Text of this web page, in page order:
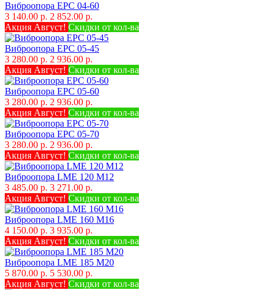
Виброопора EPC 04-60
3 140.00 р. 2 852.00 р.
Акция Август! Скидки от кол-ва
Виброопора EPC 05-45
3 280.00 р. 2 936.00 р.
Акция Август! Скидки от кол-ва
Виброопора EPC 05-60
3 280.00 р. 2 936.00 р.
Акция Август! Скидки от кол-ва
Виброопора EPC 05-70
3 280.00 р. 2 936.00 р.
Акция Август! Скидки от кол-ва
Виброопора LME 120 M12
3 485.00 р. 3 271.00 р.
Акция Август! Скидки от кол-ва
Виброопора LME 160 M16
4 150.00 р. 3 935.00 р.
Акция Август! Скидки от кол-ва
Виброопора LME 185 M20
5 870.00 р. 5 530.00 р.
Акция Август! Скидки от кол-ва